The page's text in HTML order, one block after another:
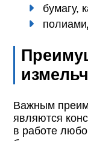
бумагу,
Важным
являются
в работе